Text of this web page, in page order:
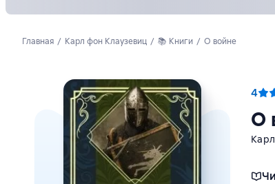
Главная Карл фон Клаузевиц 📚 Книги О войне
4
О